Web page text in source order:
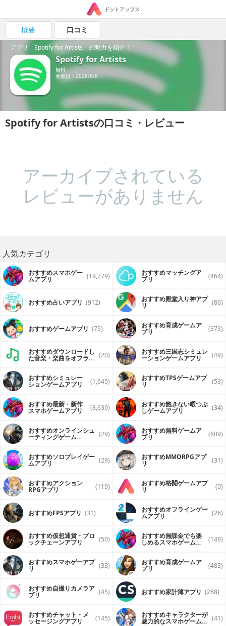
ドットアップス
概要 口コミ
アプリ「Spotify for Artists」の魅力を紹介！
Spotify for Artists
無料
更新日：2026/8/6
Spotify for Artistsの口コミ・レビュー
アーカイブされている
レビューがありません
人気カテゴリ
おすすめスマホゲー
ムアプリ (19,279) おすすめマッチングア
プリ (464)
おすすめ占いアプリ (912) おすすめ殿堂入り神アプ
リ (86)
おすすめゲームアプリ (75) おすすめ育成ゲームア
プリ (373)
おすすめダウンロードし
た音楽・楽曲をオフライ (20) おすすめ三国志シミュレ
ーションゲームアプリ (49)
おすすめシミュレー
ションゲームアプリ (1,645) おすすめTPSゲームアプ
リ (53)
おすすめ最新・新作
スマホゲームアプリ (8,639) おすすめ飽きない暇つぶ
しゲームアプリ (34)
おすすめオンラインシュ
ーティングゲーム (29) おすすめ無料ゲームア
プリ (609)
おすすめソロプレイゲー
ムアプリ (29) おすすめ MMORPGアプ
リ (31)
おすすめアクション
RPGアプリ (119) おすすめ格闘ゲームアプ
リ (0)
おすすめFPSアプリ (31) おすすめオフラインゲー
ムアプリ (26)
おすすめ仮想通貨・ブロ
ックチェーンアプリ (50) おすすめ無課金でも楽
しめるスマホゲームア (149)
おすすめスマホゲーアプ
リ (33) おすすめ育成ゲームア
プリ (483)
おすすめ自撮りカメラア
プリ (45) おすすめ家計簿アプリ (288)
おすすめチャット・メ
ッセージングアプリ (145) おすすめキャラクターが
魅力的なスマホゲームア (41)